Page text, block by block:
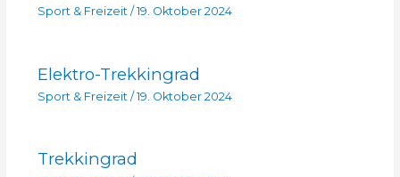
Sport & Freizeit/ 19. Oktober 2024
Elektro-Trekkingrad
Sport & Freizeit / 19. Oktober 2024
Trekkingrad